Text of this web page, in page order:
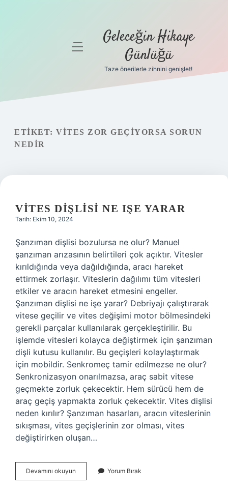
Gizlilik
Yasal Uyarı
menüyü Geleceğin Hikaye
Günlüğü
Taze önerilerle zihnini genişlet!
ETIKET: VITES ZOR GEÇIYORSA SORUN
NEDIR
VITES DIŞLISI NE IŞE YARAR
Tarih: Ekim 10, 2024
Şanzıman dişlisi bozulursa ne olur? Manuel
şanzıman arızasının belirtileri çok açıktır. Vitesler
kırıldığında veya dağıldığında, aracı hareket
ettirmek zorlaşır. Viteslerin dağılımı tüm vitesleri
etkiler ve aracın hareket etmesini engeller.
Şanzıman dişlisi ne işe yarar? Debriyajı çalıştırarak
vitese geçilir ve vites değişimi motor bölmesindeki
gerekli parçalar kullanılarak gerçekleştirilir. Bu
işlemde vitesleri kolayca değiştirmek için şanzıman
dişli kutusu kullanılır. Bu geçişleri kolaylaştırmak
için mobildir. Senkromeç tamir edilmezse ne olur?
Senkronizasyon onarılmazsa, araç sabit vitese
geçmekte zorluk çekecektir. Hem sürücü hem de
araç geçiş yapmakta zorluk çekecektir. Vites dişlisi
neden kırılır? Şanzıman hasarları, aracın viteslerinin
sıkışması, vites geçişlerinin zor olması, vites
değiştirirken oluşan…
Devamını okuyun
Dişlisi
Yorum Bırak